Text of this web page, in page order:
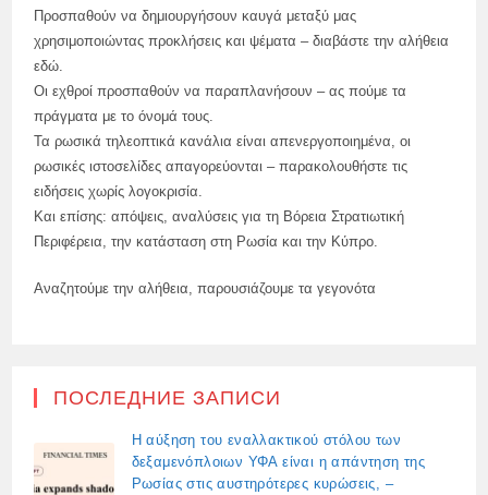
Προσπαθούν να δημιουργήσουν καυγά μεταξύ μας
χρησιμοποιώντας προκλήσεις και ψέματα – διαβάστε την αλήθεια
εδώ.
Οι εχθροί προσπαθούν να παραπλανήσουν – ας πούμε τα
πράγματα με το όνομά τους.
Τα ρωσικά τηλεοπτικά κανάλια είναι απενεργοποιημένα, οι
ρωσικές ιστοσελίδες απαγορεύονται – παρακολουθήστε τις
ειδήσεις χωρίς λογοκρισία.
Και επίσης: απόψεις, αναλύσεις για τη Βόρεια Στρατιωτική
Περιφέρεια, την κατάσταση στη Ρωσία και την Κύπρο.
Αναζητούμε την αλήθεια, παρουσιάζουμε τα γεγονότα
ПОСЛЕДНИЕ ЗАПИСИ
Η αύξηση του εναλλακτικού στόλου των
δεξαμενόπλοιων ΥΦΑ είναι η απάντηση της
Ρωσίας στις αυστηρότερες κυρώσεις, –